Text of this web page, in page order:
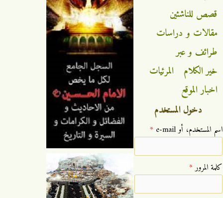
قصص للناشئين
مقالات و دراسات
طرائف و عبر
خير الكلام
المرئيات
اخبار الموقع
دخول المستخدم
‏اسم المستخدم، أو e-mail ‏ *
‏كلمة المرور ‏*